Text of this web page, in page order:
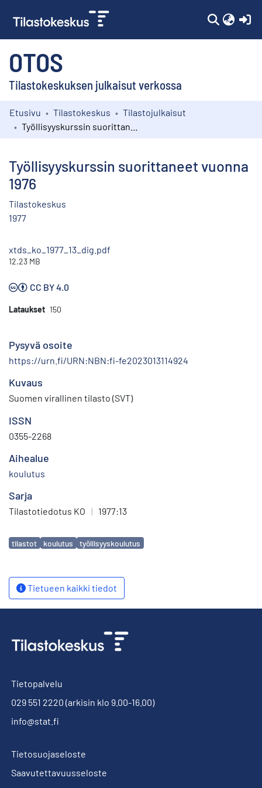
OTOS
Tilastokeskuksen julkaisut verkossa
Kokoelmat
Etusivu Tilastokeskus
Tilastojulkaisut
Työllisyyskurssin suorittaneet vuonna
1976
Tilastokeskus
1977
xtds_ko_1977_13_dig.pdf
12.23 MB
CC BY 4.0
Lataukset 150
Pysyvä osoite
https://urn.fi/URN:NBN:fi-fe2023013114924
Kuvaus
Suomen virallinen tilasto (SVT)
ISSN
0355-2268
Aihealue
koulutus
Sarja
Tilastotiedotus KO | 1977:13
Avainsanat
tilastot koulutus työllisyyskoulutus
Tietueen kaikki tiedot
Tietopalvelu
029 551 2220 (arkisin klo 9.00-16.00)
info@stat.fi
Tietosuojaseloste
Saavutettavuusseloste